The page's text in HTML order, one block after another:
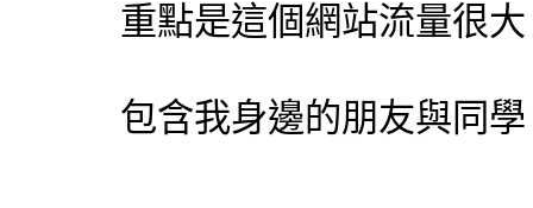
重點是這個網站流量很
包含我身邊的朋友與同學